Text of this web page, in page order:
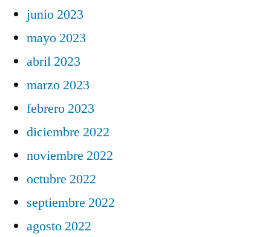
junio 2023
mayo 2023
abril 2023
marzo 2023
febrero 2023
diciembre 2022
noviembre 2022
octubre 2022
septiembre 2022
agosto 2022